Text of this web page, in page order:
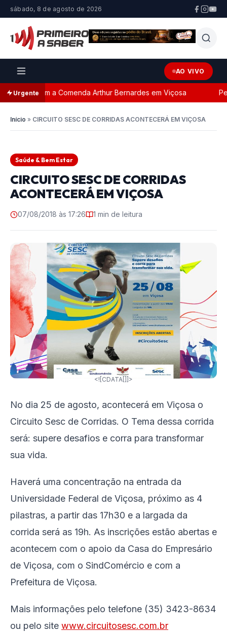
sábado, 8 de agosto de 2026
AO VIVO
Urgente
com a Comenda Arthur Bernardes em Viçosa
Início » CIRCUITO SESC DE CORRIDAS ACONTECERÁ EM VIÇOSA
Saúde & Bem Estar
CIRCUITO SESC DE CORRIDAS
ACONTECERÁ EM VIÇOSA
07/08/2018 às 17:26 1 min de leitura
<![CDATA[]]>
No dia 25 de agosto, acontecerá em Viçosa o
Circuito Sesc de Corridas. O Tema dessa corrida
será: supere desafios e corra para transformar
sua vida.
Haverá uma concentração na entrada da
Universidade Federal de Viçosa, próximo as 4
pilastras, a partir das 17h30 e a largada da
corrida será as 19h. As inscrições estão abertas e
acontecem com o apoio da Casa do Empresário
de Viçosa, com o SindComércio e com a
Prefeitura de Viçosa.
Mais informações pelo telefone (35) 3423-8634
ou pelo site www.circuitosesc.com.br